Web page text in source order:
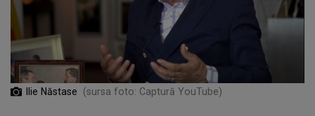
Ilie Năstase (sursa foto: Captură YouTube)